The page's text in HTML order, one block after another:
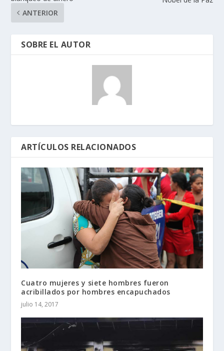
ANTERIOR
SOBRE EL AUTOR
ARTÍCULOS RELACIONADOS
Cuatro mujeres y siete hombres fueron
acribillados por hombres encapuchados
julio 14, 2017